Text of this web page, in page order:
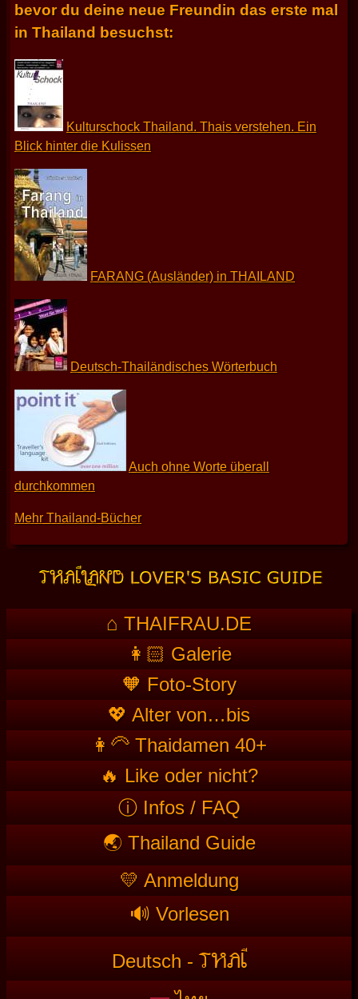
bevor du deine neue Freundin das erste mal
in Thailand besuchst:
Kulturschock Thailand. Thais verstehen. Ein
Blick hinter die Kulissen
FARANG (Ausländer) in THAILAND
Deutsch-Thailändisches Wörterbuch
Auch ohne Worte überall
durchkommen
Mehr Thailand-Bücher
⌂ THAIFRAU.DE
👩🏻 Galerie
🧡 Foto-Story
💖 Alter von…bis
👩‍🦳 Thaidamen 40+
🔥 Like oder nicht?
ⓘ Infos / FAQ
🌏 Thailand Guide
💛 Anmeldung
🔊 Vorlesen
Deutsch - THAI